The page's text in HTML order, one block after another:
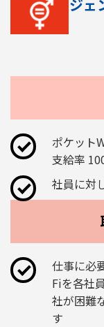
ポケット
支給率
社員に対
仕事に必
Fiを各社
社が困難
す